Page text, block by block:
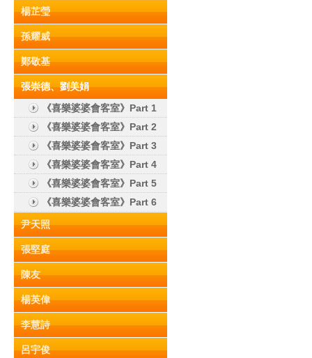
楊芷瑩
孫耀威
鄭敬基
張崇德、劉美娟
《喜樂婆婆會客室》Part 1
《喜樂婆婆會客室》Part 2
《喜樂婆婆會客室》Part 3
《喜樂婆婆會客室》Part 4
《喜樂婆婆會客室》Part 5
《喜樂婆婆會客室》Part 6
尹天照
張堅庭
陳友
楊英偉
李慧詩
呂宇俊